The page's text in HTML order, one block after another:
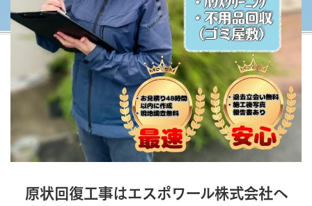
原状回復工事はエスポワール株式会社へ